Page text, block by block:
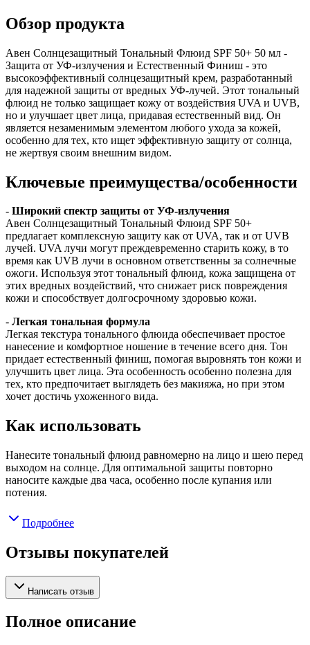
Обзор продукта
Авен Солнцезащитный Тональный Флюид SPF 50+ 50 мл -
Защита от УФ-излучения и Естественный Финиш - это
высокоэффективный солнцезащитный крем, разработанный
для надежной защиты от вредных УФ-лучей. Этот тональный
флюид не только защищает кожу от воздействия UVA и UVB,
но и улучшает цвет лица, придавая естественный вид. Он
является незаменимым элементом любого ухода за кожей,
особенно для тех, кто ищет эффективную защиту от солнца,
не жертвуя своим внешним видом.
Ключевые преимущества/особенности
- Широкий спектр защиты от УФ-излучения
Авен Солнцезащитный Тональный Флюид SPF 50+
предлагает комплексную защиту как от UVA, так и от UVB
лучей. UVA лучи могут преждевременно старить кожу, в то
время как UVB лучи в основном ответственны за солнечные
ожоги. Используя этот тональный флюид, кожа защищена от
этих вредных воздействий, что снижает риск повреждения
кожи и способствует долгосрочному здоровью кожи.
- Легкая тональная формула
Легкая текстура тонального флюида обеспечивает простое
нанесение и комфортное ношение в течение всего дня. Тон
придает естественный финиш, помогая выровнять тон кожи и
улучшить цвет лица. Эта особенность особенно полезна для
тех, кто предпочитает выглядеть без макияжа, но при этом
хочет достичь ухоженного вида.
Как использовать
Нанесите тональный флюид равномерно на лицо и шею перед
выходом на солнце. Для оптимальной защиты повторно
наносите каждые два часа, особенно после купания или
потения.
Подробнее
Отзывы покупателей
Написать отзыв
Полное описание